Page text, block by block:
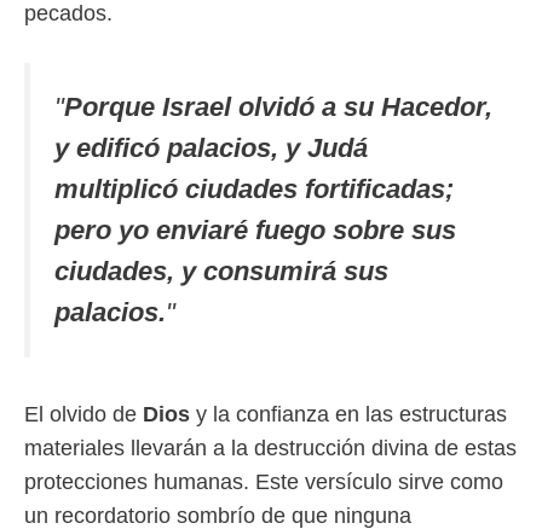
pecados.
"Porque Israel olvidó a su Hacedor,
y edificó palacios, y Judá
multiplicó ciudades fortificadas;
pero yo enviaré fuego sobre sus
ciudades, y consumirá sus
palacios."
El olvido de Dios y la confianza en las estructuras
materiales llevarán a la destrucción divina de estas
protecciones humanas. Este versículo sirve como
un recordatorio sombrío de que ninguna